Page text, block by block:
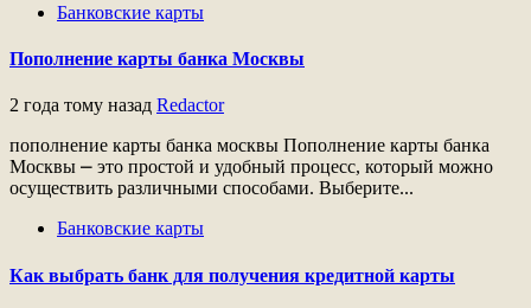
Банковские карты
Пополнение карты банка Москвы
2 года тому назад Redactor
пополнение карты банка москвы Пополнение карты банка
Москвы ⎼ это простой и удобный процесс, который можно
осуществить различными способами. Выберите...
Банковские карты
Как выбрать банк для получения кредитной карты